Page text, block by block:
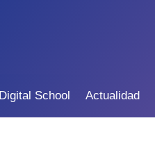
Digital School Actualidad